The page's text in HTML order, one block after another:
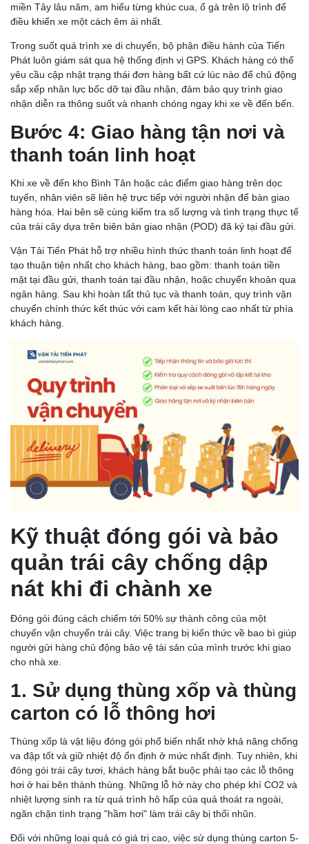
miền Tây lâu năm, am hiểu từng khúc cua, ổ gà trên lộ trình để
điều khiển xe một cách êm ái nhất.
Trong suốt quá trình xe di chuyển, bộ phận điều hành của Tiến
Phát luôn giám sát qua hệ thống định vị GPS. Khách hàng có thể
yêu cầu cập nhật trạng thái đơn hàng bất cứ lúc nào để chủ động
sắp xếp nhân lực bốc dỡ tại đầu nhận, đảm bảo quy trình giao
nhận diễn ra thông suốt và nhanh chóng ngay khi xe về đến bến.
Bước 4: Giao hàng tận nơi và
thanh toán linh hoạt
Khi xe về đến kho Bình Tân hoặc các điểm giao hàng trên dọc
tuyến, nhân viên sẽ liên hệ trực tiếp với người nhận để bàn giao
hàng hóa. Hai bên sẽ cùng kiểm tra số lượng và tình trạng thực tế
của trái cây dựa trên biên bản giao nhận (POD) đã ký tại đầu gửi.
Vận Tải Tiến Phát hỗ trợ nhiều hình thức thanh toán linh hoạt để
tạo thuận tiện nhất cho khách hàng, bao gồm: thanh toán tiền
mặt tại đầu gửi, thanh toán tại đầu nhận, hoặc chuyển khoản qua
ngân hàng. Sau khi hoàn tất thủ tục và thanh toán, quy trình vận
chuyển chính thức kết thúc với cam kết hài lòng cao nhất từ phía
khách hàng.
Kỹ thuật đóng gói và bảo
quản trái cây chống dập
nát khi đi chành xe
Đóng gói đúng cách chiếm tới 50% sự thành công của một
chuyến vận chuyển trái cây. Việc trang bị kiến thức về bao bì giúp
người gửi hàng chủ động bảo vệ tài sản của mình trước khi giao
cho nhà xe.
1. Sử dụng thùng xốp và thùng
carton có lỗ thông hơi
Thùng xốp là vật liệu đóng gói phổ biến nhất nhờ khả năng chống
va đập tốt và giữ nhiệt độ ổn định ở mức nhất định. Tuy nhiên, khi
đóng gói trái cây tươi, khách hàng bắt buộc phải tạo các lỗ thông
hơi ở hai bên thành thùng. Những lỗ hở này cho phép khí CO2 và
nhiệt lượng sinh ra từ quá trình hô hấp của quả thoát ra ngoài,
ngăn chặn tình trạng "hầm hơi" làm trái cây bị thối nhũn.
Đối với những loại quả có giá trị cao, việc sử dụng thùng carton 5-